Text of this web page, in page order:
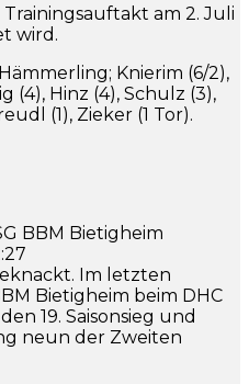
am 2. Juli
wird.
Knierim (6/2),
(4), Hinz (4), Schulz (3),
(1), Zieker (1 Tor).
BBM Bietigheim
Im letzten
Bietigheim beim DHC
19. Saisonsieg und
neun der Zweiten